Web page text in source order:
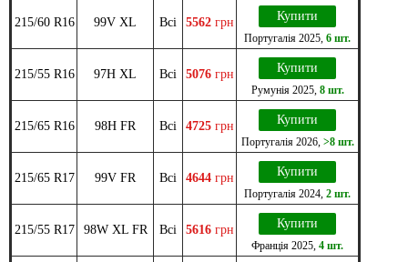
215/60 R16 99V XL Всі 5562 грн Купити
Португалія 2025 6 шт.
215/55 R16 97H XL Всі 5076 грн Купити
Румунія2025, 8 шт.
215/65 R16 98H FR Всі 4725 грн Купити
Португалія2026, >8 шт.
215/65 R17 99V FR Всі 4644 грн Купити
Португалія 2024 2 шт.
215/55 R17 98W XL FR Всі 5616 грн Купити
Франція 2025 4 шт.